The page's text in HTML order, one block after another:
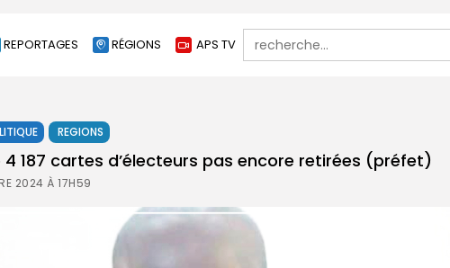
REPORTAGES RÉGIONS APS TV
Search
for:
REGIONS
4 187 cartes d’électeurs pas encore retirées (préfet)
2024 À 17H59